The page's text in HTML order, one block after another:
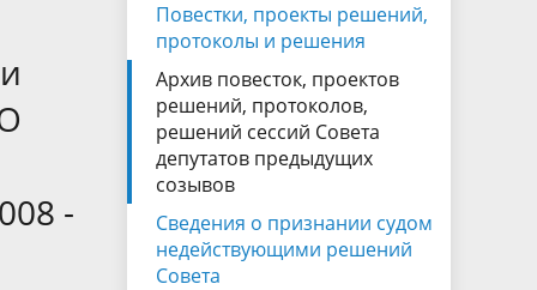
Муниципальная служба
Объявления
гражданами
имуществе, обязательствах
имущественного характера
Информационные материалы
-
Повестки, проекты решений,
протоколы и решения
Архив повесток, проектов
решений, протоколов,
решений сессий Совета
депутатов предыдущих
созывов
Сведения о признании судом
недействующими решений
Совета